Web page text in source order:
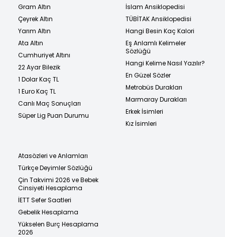
Gram Altın
Çeyrek Altın
Yarım Altın
Ata Altın
Cumhuriyet Altını
22 Ayar Bilezik
1 Dolar Kaç TL
1 Euro Kaç TL
Canlı Maç Sonuçları
Süper Lig Puan Durumu
İslam Ansiklopedisi
TÜBİTAK Ansiklopedisi
Hangi Besin Kaç Kalori
Eş Anlamlı Kelimeler
Sözlüğü
Hangi Kelime Nasıl Yazılır?
En Güzel Sözler
Metrobüs Durakları
Marmaray Durakları
Erkek İsimleri
Kız İsimleri
Atasözleri ve Anlamları
Türkçe Deyimler Sözlüğü
Çin Takvimi 2026 ve Bebek
Cinsiyeti Hesaplama
İETT Sefer Saatleri
Gebelik Hesaplama
Yükselen Burç Hesaplama
2026